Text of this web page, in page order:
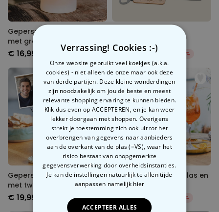
Gepersonaliseerde bierpul
met gravure
€ 16,99 € 45,48 € 64,97 -30%
Gepersonaliseerde bierpul
met twee gezichten en
logo
€ 19,99
Cadeau set Aperol glas en
bierpul
€ 29,58 € 36,98 -20%
Verrassing! Cookies :-)
Onze website gebruikt veel koekjes (a.k.a.
cookies) - niet alleen de onze maar ook deze
van derde partijen. Deze kleine wonderdingen
zijn noodzakelijk om jou de beste en meest
relevante shopping ervaring te kunnen bieden.
Klik dus even op ACCEPTEREN, en je kan weer
lekker doorgaan met shoppen. Overigens
strekt je toestemming zich ook uit tot het
overbrengen van gegevens naar aanbieders
aan de overkant van de plas (=VS), waar het
risico bestaat van onopgemerkte
gegevensverwerking door overheidsinstanties.
Je kan de instellingen natuurlijk te allen tijde
aanpassen namelijk hier
ACCEPTEER ALLES